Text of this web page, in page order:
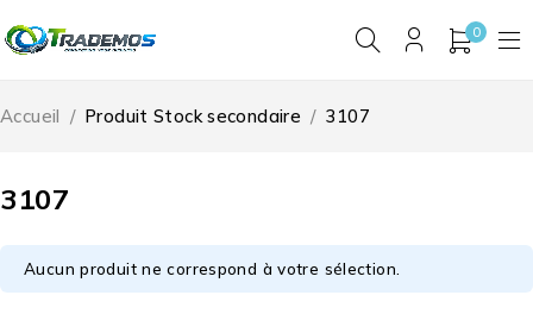
0
3107
Accueil / Produit Stock secondaire / 3107
Aucun produit ne correspond à votre sélection.